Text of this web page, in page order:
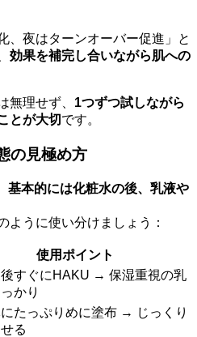
、夜はターンオーバー促進」と
効果を補完し合いながら肌への
無理せず、 1つずつ試しながら
とが大切です。
の見極め方
基本的には化粧水の後、乳液や
ように使い分けましょう：
使用ポイント
すぐにHAKU → 保湿重視の乳
かり
たっぷりめに塗布 → じっくり
る